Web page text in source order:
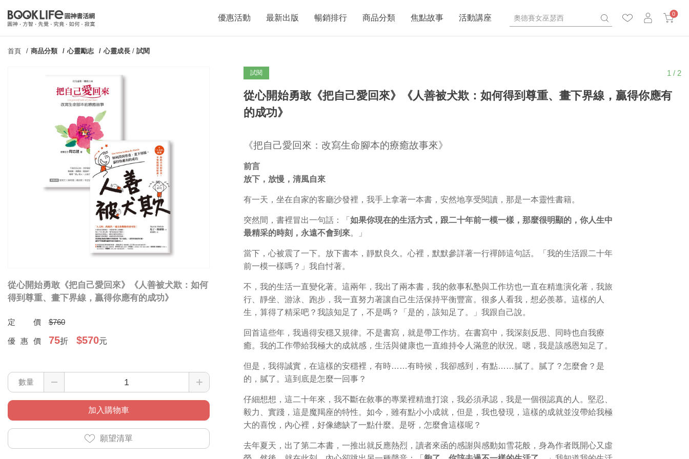
0
優惠活動 最新出版 暢銷排行 商品分類 焦點故事 活動講座
首頁 商品分類 心靈勵志 心靈成長 / 試閱
從心開始勇敢《把自己愛回來》《人善被犬欺：如何
得到尊重、畫下界線，贏得你應有的成功》
定價 $760
優惠價 75折 $570元
數量
加入購物車
願望清單
試閱 1 / 2
從心開始勇敢《把自己愛回來》《人善被犬欺：如何得到尊重、畫下界線，贏得你應有
的成功》
《把自己愛回來：改寫生命腳本的療癒故事來》
前言
放下，放慢，清風自來
有一天，坐在自家的客廳沙發裡，我手上拿著一本書，安然地享受閱讀，那是一本靈性書籍。
突然間，書裡冒出一句話：「 如果你現在的生活方式，跟二十年前一模一樣，那麼很明顯的，你人生中
最精采的時刻，永遠不會到來。」
當下，心被震了一下。放下書本，靜默良久。心裡，默默參詳著一行禪師這句話。「我的生活跟二十年
前一模一樣嗎？」我自忖著。
不，我的生活一直變化著。這兩年，我出了兩本書，我的敘事私塾與工作坊也一直在精進演化著，我旅
行、靜坐、游泳、跑步，我一直努力著讓自己生活保持平衡豐富。很多人看我，想必羨慕。這樣的人
生，算得了精采吧？我該知足了，不是嗎？「是的，該知足了。」我跟自己說。
回首這些年，我過得安穩又規律。不是書寫，就是帶工作坊。在書寫中，我深刻反思、同時也自我療
癒。我的工作帶給我極大的成就感，生活與健康也一直維持令人滿意的狀況。嗯，我是該感恩知足了。
但是，我得誠實，在這樣的安穩裡，有時……有時候，我卻感到，有點……膩了。膩了？怎麼會？是
的，膩了。這到底是怎麼一回事？
仔細想想，這二十年來，我不斷在敘事的專業裡精進打滾，我必須承認，我是一個很認真的人。堅忍、
毅力、實踐，這是魔羯座的特性。如今，雖有點小小成就，但是，我也發現，這樣的成就並沒帶給我極
大的喜悅，內心裡，好像總缺了一點什麼。是呀，怎麼會這樣呢？
去年夏天，出了第二本書，一推出就反應熱烈，讀者來函的感謝與感動如雪花般，身為作者既開心又虛